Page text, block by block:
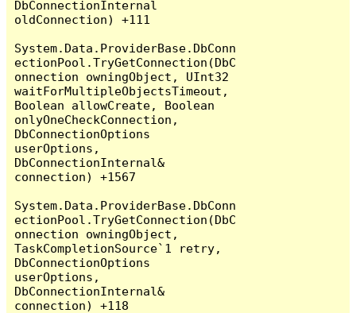
DbConnectionInternal
oldConnection) +111
System.Data.ProviderBase.DbConn
ectionPool.TryGetConnection(DbC
onnection owningObject, UInt32
waitForMultipleObjectsTimeout,
Boolean allowCreate, Boolean
onlyOneCheckConnection,
DbConnectionOptions
userOptions,
DbConnectionInternal&
connection) +1567
System.Data.ProviderBase.DbConn
ectionPool.TryGetConnection(DbC
onnection owningObject,
TaskCompletionSource`1 retry,
DbConnectionOptions
userOptions,
DbConnectionInternal&
connection) +118